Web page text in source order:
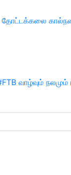
தோட்டக்கலை
வாழ்வும் நலமும்